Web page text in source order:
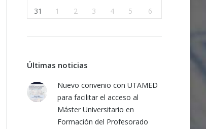
31
1 2 3 4 5 6
Últimas noticias
Nuevo convenio con UTAMED
para facilitar el acceso al
Máster Universitario en
Formación del Profesorado